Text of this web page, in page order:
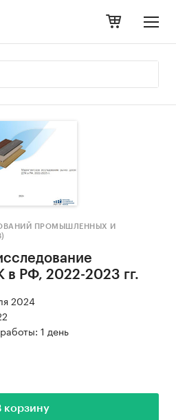
ПРОМЫШЛЕННЫХ И
в РФ, 2022-2023 гг.
2024
1 день
корзину